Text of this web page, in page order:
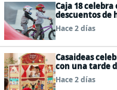
Caja 18
descuentos de
panoramas,
streaming
Hace 2 días
Casaideas
con una tarde
sorpresas en el
Hace 2 días